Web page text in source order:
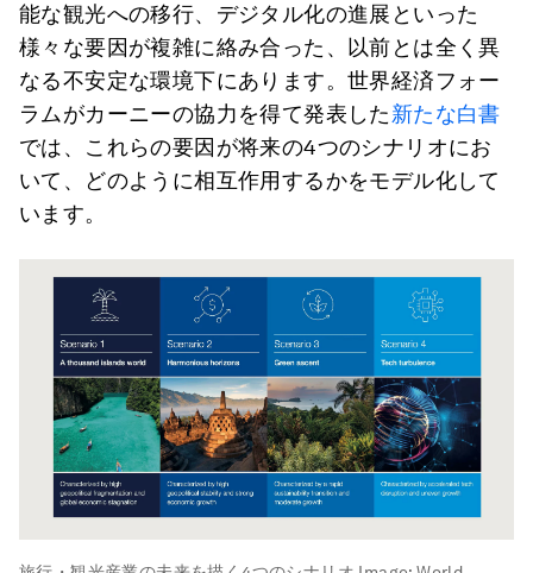
能な観光への移行、デジタル化の進展といった
様々な要因が複雑に絡み合った、以前とは全く異
なる不安定な環境下にあります。世界経済フォー
ラムがカーニーの協力を得て発表した新たな白書
では、これらの要因が将来の4つのシナリオにお
いて、どのように相互作用するかをモデル化して
います。